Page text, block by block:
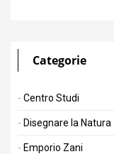
Categorie
Centro Studi
Disegnare la Natura
Emporio Zani